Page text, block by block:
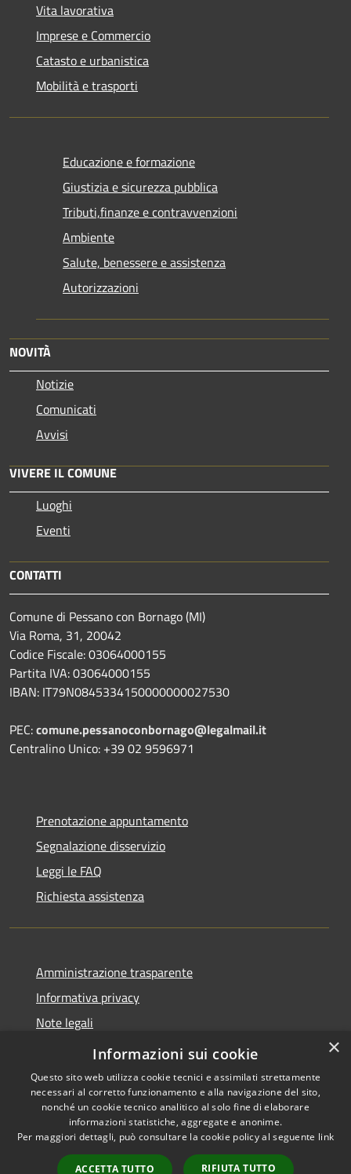
Vita lavorativa
Imprese e Commercio
Catasto e urbanistica
Mobilità e trasporti
Educazione e formazione
Giustizia e sicurezza pubblica
Tributi,finanze e contravvenzioni
Ambiente
Salute, benessere e assistenza
Autorizzazioni
NOVITÀ
Notizie
Comunicati
Avvisi
VIVERE IL COMUNE
Luoghi
Eventi
CONTATTI
Comune di Pessano con Bornago (MI)
Via Roma, 31, 20042
Codice Fiscale: 03064000155
Partita IVA: 03064000155
IBAN: IT79N0845334150000000027530
PEC:comune.pessanoconbornago@legalmail.it
Centralino Unico: +39 02 9596971
Prenotazione appuntamento
Segnalazione disservizio
Leggi le FAQ
Richiesta assistenza
Amministrazione trasparente
Informativa privacy
Note legali
Dichiarazione di accessibilità
Accessibilità
Copyright © 2026 • Comune di
Pessano con Bornago •
Powered byMunicipium
×
Informazioni sui cookie
Questo sito web utilizza cookie tecnici e assimilati strettamente
necessari al corretto funzionamento e alla navigazione del sito,
nonché un cookie tecnico analitico al solo fine di elaborare
informazioni statistiche, aggregate e anonime.
Per maggiori dettagli, può consultare la cookie policy al seguente link
ACCETTA TUTTO RIFIUTA TUTTO